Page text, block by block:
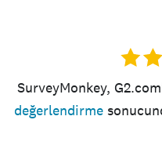
SurveyMonkey,
değerlendirme